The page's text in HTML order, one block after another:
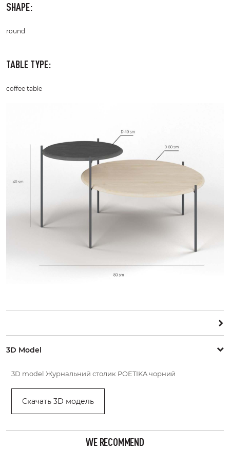
SHAPE:
round
TABLE TYPE:
coffee table
3D Model
3D model Журнальний столик POETIKA чорний
Скачать 3D модель
WE RECOMMEND